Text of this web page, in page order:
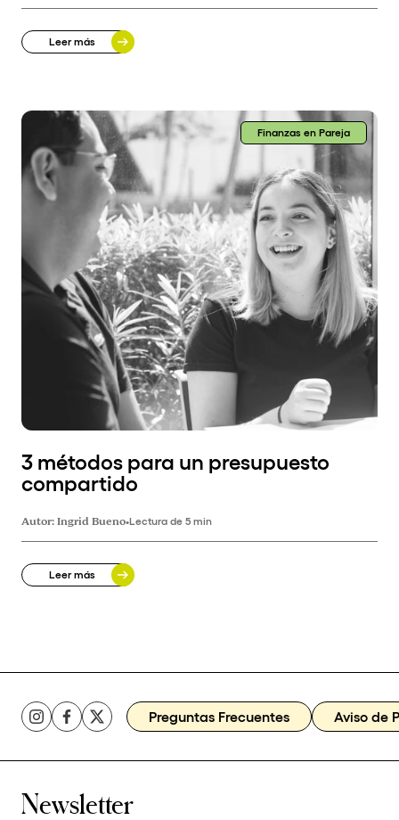
Leer más
Finanzas en Pareja
3 métodos para un presupuesto
compartido
Autor:Ingrid Bueno•Lectura de 5 min
Leer más
Preguntas Frecuentes Aviso de
Newsletter